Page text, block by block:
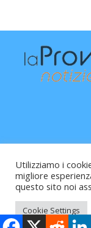
Raffaele Vitali -
Cod.Fisc
Utilizziamo i
migliore
questo sito noi
Cookie Settings